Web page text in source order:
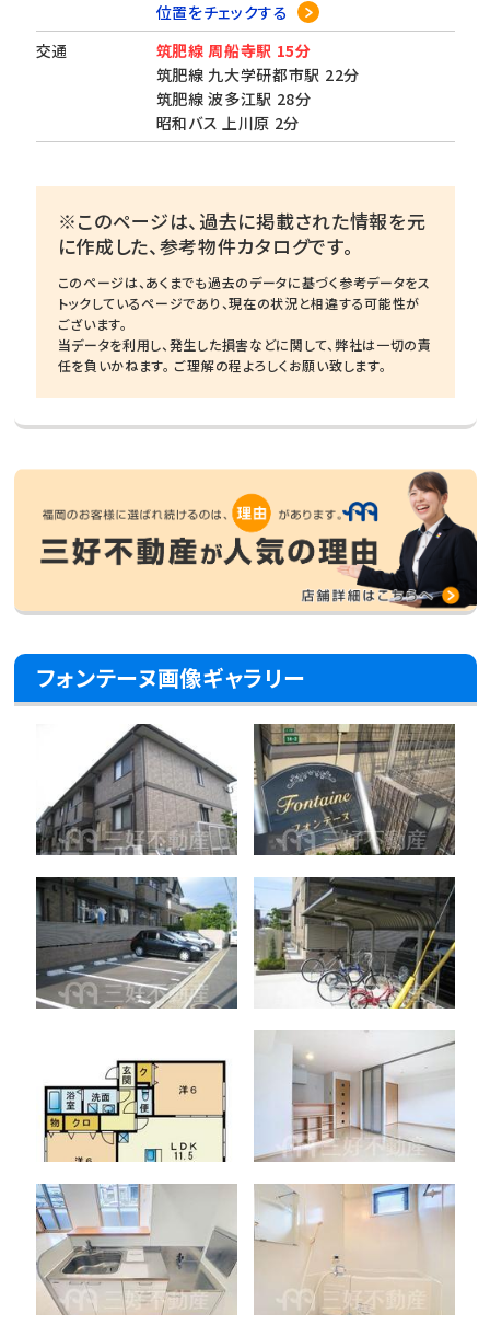
位置をチェックする
交通
筑肥線 周船寺駅 15分
筑肥線 九大学研都市駅 22分
筑肥線 波多江駅 28分
昭和バス 上川原 2分
※このページは、過去に掲載された情報を元
に作成した、参考物件カタログです。
このページは、あくまでも過去のデータに基づく参考データをス
トックしているページであり、現在の状況と相違する可能性が
ございます。
当データを利用し、発生した損害などに関して、弊社は一切の責
任を負いかねます。 ご理解の程よろしくお願い致します。
フォンテーヌ画像ギャラリー